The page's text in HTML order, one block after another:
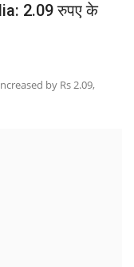
2.09 रुपए के
by Rs 2.09,